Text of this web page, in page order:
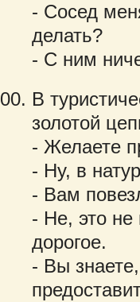
- Сосед
делать?
- С ним
В
золотой
- Желаете
- Ну, в
- Вам
- Не, это
дорогое.
- Вы